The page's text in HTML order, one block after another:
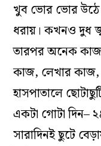
খুব ভোর ভোর
ধরায়। কখনও দুধ
তারপর অনেক
কাজ, লেখার কাজ,
হাসপাতালে
একটা গোটা দিন–
সারাদিনই ছুটে